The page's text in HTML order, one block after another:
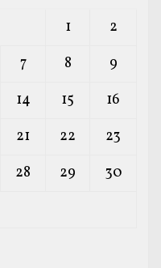
1
2
7 8
9
14 15
16
21 22
23
28 29
30